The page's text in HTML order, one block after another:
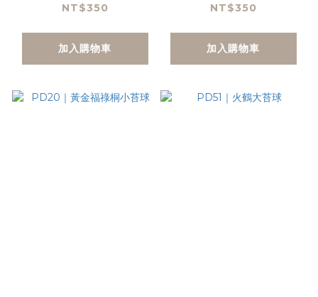
NT$350
加入購物車
NT$350
加入購物車